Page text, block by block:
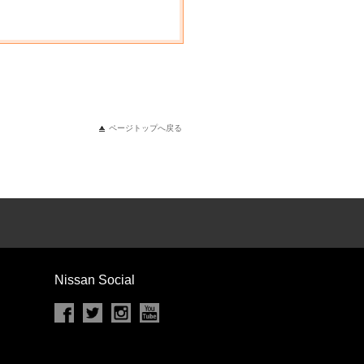
ページトップへ戻る
Nissan Social